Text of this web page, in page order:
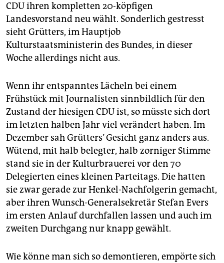
CDU ihren kompletten 20-köpfigen
Landesvorstand neu wählt. Sonderlich gestresst
sieht Grütters, im Hauptjob
Kulturstaatsministerin des Bundes, in dieser
Woche allerdings nicht aus.
Wenn ihr entspanntes Lächeln bei einem
Frühstück mit Journalisten sinnbildlich für den
Zustand der hiesigen CDU ist, so müsste sich dort
im letzten halben Jahr viel verändert haben. Im
Dezember sah Grütters’ Gesicht ganz anders aus.
Wütend, mit halb belegter, halb zorniger Stimme
stand sie in der Kulturbrauerei vor den 70
Delegierten eines kleinen Parteitags. Die hatten
sie zwar gerade zur Henkel-Nachfolgerin gemacht,
aber ihren Wunsch-Generalsekretär Stefan Evers
im ersten Anlauf durchfallen lassen und auch im
zweiten Durchgang nur knapp gewählt.
Wie könne man sich so demontieren, empörte sich